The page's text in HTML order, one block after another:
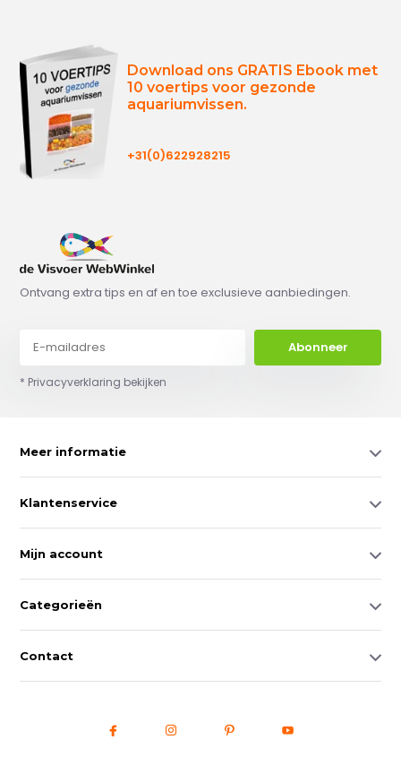
Download ons GRATIS Ebook met
10 voertips voor gezonde
aquariumvissen.
+31(0)622928215
Ontvang extra tips en af en toe exclusieve aanbiedingen.
Abonneer
* Privacyverklaring bekijken
Meer informatie
Klantenservice
Mijn account
Categorieën
Contact